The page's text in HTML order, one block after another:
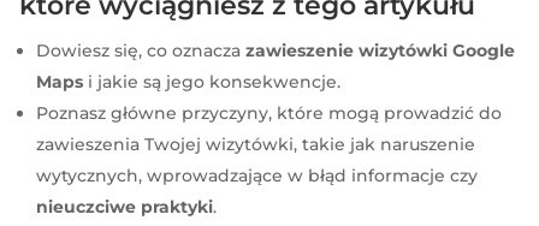
Dowiesz się, co oznaczazawieszenie wizytówki Google
Maps i jakie są jego konsekwencje.
Poznasz główne przyczyny, które mogą prowadzić do
zawieszenia Twojej wizytówki, takie jak naruszenie
wytycznych, wprowadzające w błąd informacje czy
nieuczciwe praktyki.